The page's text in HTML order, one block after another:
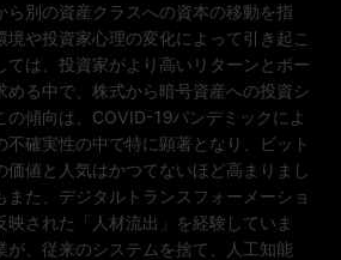
ら別の資産クラスへの資本の移動を指
境や投資家心理の変化によって引き起こ
ては、投資家がより高いリターンとポー
める中で、株式から暗号資産への投資シ
の傾向は、COVID-19パンデミックによ
不確実性の中で特に顕著となり、ビット
価値と人気はかつてないほど高まりまし
また、デジタルトランスフォーメーショ
映された「人材流出」を経験していま
が、従来のシステムを捨て、人工知能